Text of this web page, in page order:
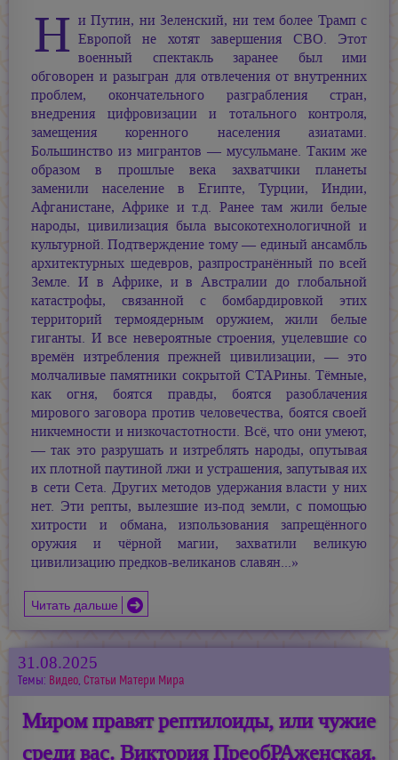
Н и Путин, ни Зеленский, ни тем более Трамп с
Европой не хотят завершения СВО. Этот
военный спектакль заранее был ими
обговорен и разыгран для отвлечения от внутренних
проблем, окончательного разграбления стран,
внедрения цифровизации и тотального контроля,
замещения коренного населения азиатами.
Большинство из мигрантов — мусульмане. Таким же
образом в прошлые века захватчики планеты
заменили население в Египте, Турции, Индии,
Афганистане, Африке и т.д. Ранее там жили белые
народы, цивилизация была высокотехнологичной и
культурной. Подтверждение тому — единый ансамбль
архитектурных шедевров, разпространённый по всей
Земле. И в Африке, и в Австралии до глобальной
катастрофы, связанной с бомбардировкой этих
территорий термоядерным оружием, жили белые
гиганты. И все невероятные строения, уцелевшие со
времён изтребления прежней цивилизации, — это
молчаливые памятники сокрытой СТАРины. Тёмные,
как огня, боятся правды, боятся разоблачения
мирового заговора против человечества, боятся своей
никчемности и низкочастотности. Всё, что они умеют,
— так это разрушать и изтреблять народы, опутывая
их плотной паутиной лжи и устрашения, запутывая их
в сети Сета. Других методов удержания власти у них
нет. Эти репты, вылезшие из-под земли, с помощью
хитрости и обмана, изпользования запрещённого
оружия и чёрной магии, захватили великую
цивилизацию предков-великанов славян...»
Читать дальше
31.08.2025
Темы: Видео, Статьи Матери Мира
Миром правят рептилоиды, или чужие
среди вас. Виктория ПреобРАженская.